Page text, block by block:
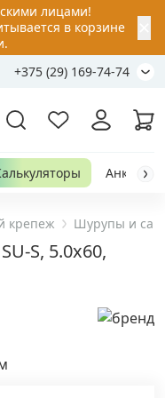
лицами!
в корзине
+375 (29) 169-74-74
Анкер-
крепеж Шурупы и
S, 5.0х60,